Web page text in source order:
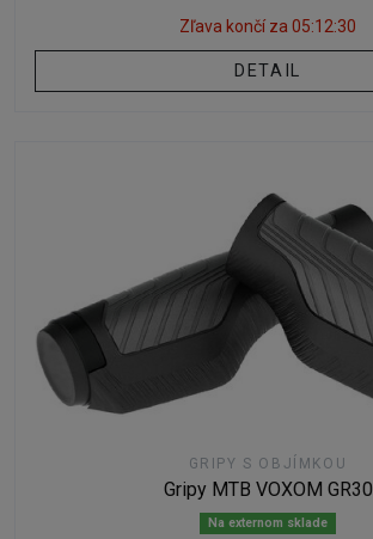
Zľava končí za 05:12:29
DETAIL
GRIPY S OBJÍMKOU
Gripy MTB VOXOM GR30
Na externom sklade